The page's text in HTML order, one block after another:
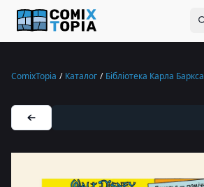
ComixTopia / Каталог / Бібліотека Карла